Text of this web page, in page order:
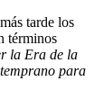
tarde los
términos
la Era de la
para